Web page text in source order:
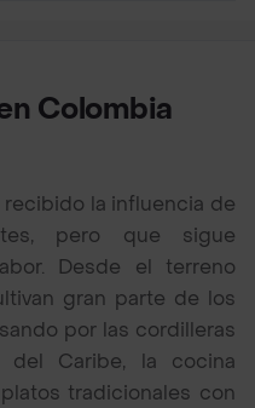
Colombia
la influencia de
pero que sigue
Desde el terreno
gran parte de los
por las cordilleras
del Caribe, la cocina
tradicionales con